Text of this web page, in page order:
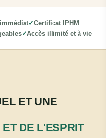
Certificat IPHM
Accès illimité et à vie
ET UNE
DE L'ESPRIT